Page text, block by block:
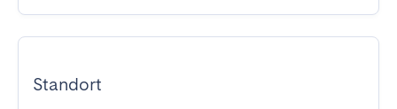
Standort